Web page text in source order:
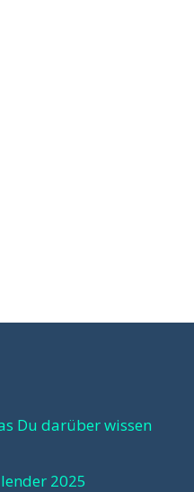
Du darüber wissen
2025